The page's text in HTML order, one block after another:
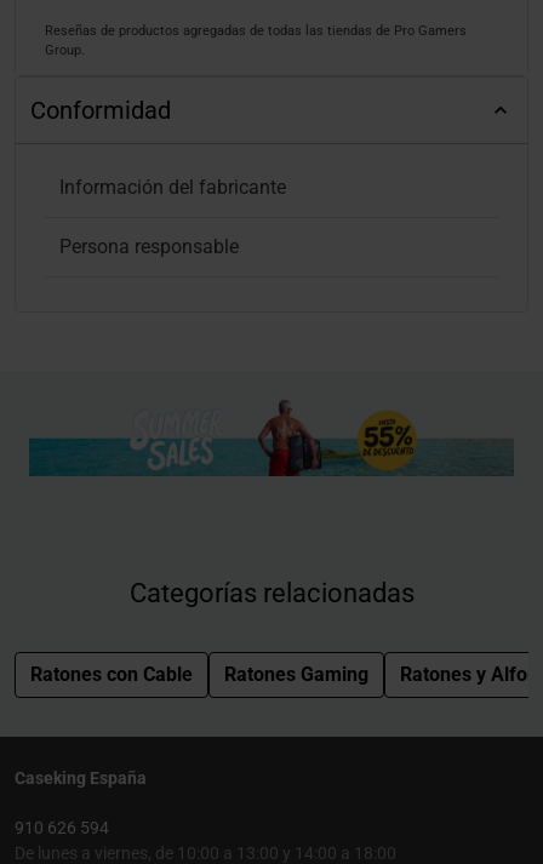
Reseñas de productos agregadas de todas las tiendas de Pro Gamers
Group.
Conformidad
Información del fabricante
Persona responsable
Categorías relacionadas
Ratones con Cable Ratones Gaming Ratones y
Caseking España
910 626 594
De lunes a viernes, de 10:00 a 13:00 y 14:00 a 18:00